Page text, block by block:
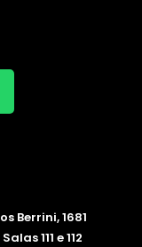
Berrini, 1681
111 e 112